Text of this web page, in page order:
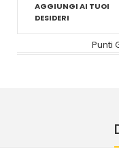
AGGIUNGI AI TUOI
DESIDERI
Punti